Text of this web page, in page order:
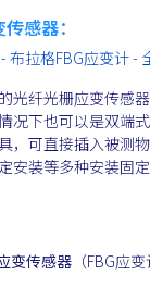
感器：
布拉格FBG应变计
光纤光栅应变传感
况下也可以是双端
，可直接插入被测
安装等多种安装固
变传感器 （FBG应